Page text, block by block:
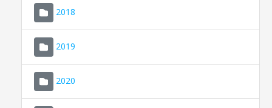
2018
2019
2020